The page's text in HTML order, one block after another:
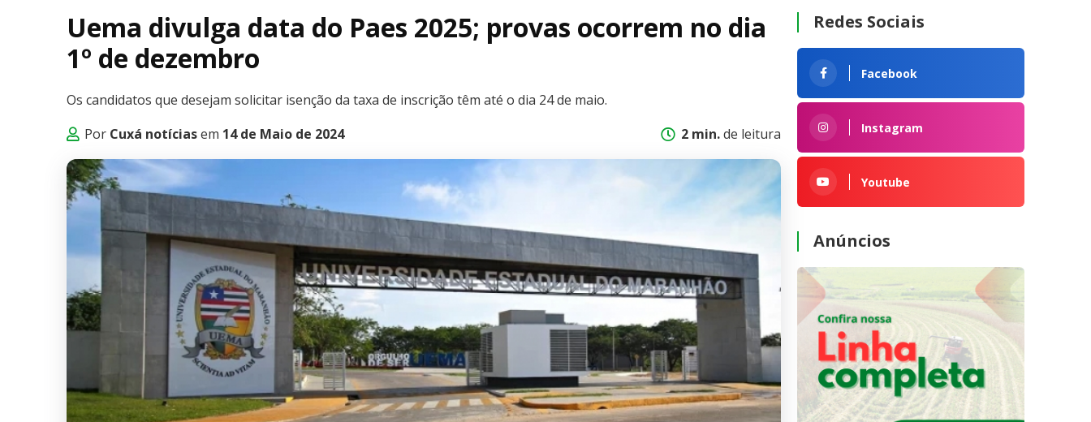
Uema divulga data do Paes 2025; provas ocorrem no dia
1º de dezembro
Os candidatos que desejam solicitar isenção da taxa de inscrição têm até o dia 24 de maio.
Por Cuxá notíciasem 14 de Maio de 2024 2 min.de leitura
Redes Sociais
Facebook
Instagram
Youtube
Anúncios